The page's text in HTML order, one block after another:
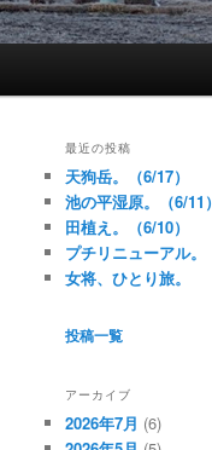
最近の投稿
天狗岳。（6/17）
池の平湿原。（6/11）
田植え。（6/10）
プチリニューアル。
女将、ひとり旅。
投稿一覧
アーカイブ
2026年7月 (6)